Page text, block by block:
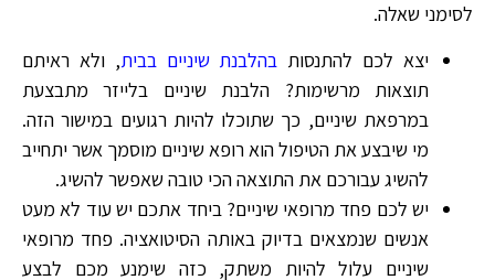
לסימני שאלה.
יצא לכם להתנסות בהלבנת שיניים בבית, ולא ראיתם
תוצאות מרשימות? הלבנת שיניים בלייזר מתבצעת
במרפאת שיניים, כך שתוכלו להיות רגועים במישור הזה.
מי שיבצע את הטיפול הוא רופא שיניים מוסמך אשר יתחייב
להשיג עבורכם את התוצאה הכי טובה שאפשר להשיג.
יש לכם פחד מרופאי שיניים? ביחד אתכם יש עוד לא מעט
אנשים שנמצאים בדיוק באותה הסיטואציה. פחד מרופאי
שיניים עלול להיות משתק, כזה שימנע מכם לבצע